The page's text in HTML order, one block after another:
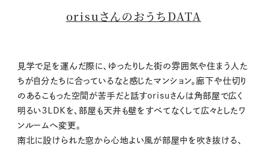
orisuさんのおうちDATA
見学で足を運んだ際に、ゆったりした街の雰囲気や住まう人た
ちが自分たちに合っているなと感じたマンション。廊下や仕切り
のあるこもった空間が苦手だと話すorisuさんは角部屋で広く
明るい3LDKを、部屋も天井も壁をすべてなくして広々としたワ
ンルームへ変更。
南北に設けられた窓から心地よい風が部屋中を吹き抜ける、